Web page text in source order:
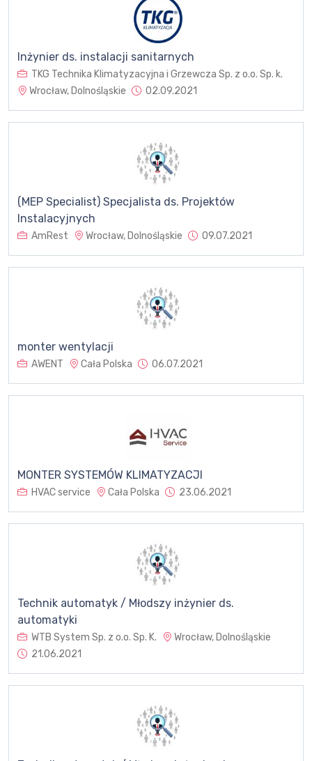
Inżynier ds. instalacji sanitarnych
TKG Technika Klimatyzacyjna i Grzewcza Sp. z o.o. Sp. k.
Wrocław, Dolnośląskie
02.09.2021
(MEP Specialist) Specjalista ds. Projektów
Instalacyjnych
AmRest Wrocław, Dolnośląskie 09.07.2021
monter wentylacji
AWENT Cała Polska 06.07.2021
MONTER SYSTEMÓW KLIMATYZACJI
HVAC service Cała Polska 23.06.2021
Technik automatyk / Młodszy inżynier ds.
automatyki
WTB System Sp. z o.o. Sp. K.
Wrocław, Dolnośląskie
21.06.2021